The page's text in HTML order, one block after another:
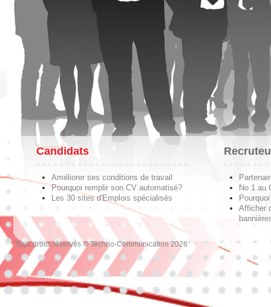
Candidats
Améliorer ses conditions de travail
Pourquoi remplir son CV automatisé?
Les 30 sites d'Emplois spécialisés
No 1 au
Afficher
Tous droits réservés © Techno-Communication 2026